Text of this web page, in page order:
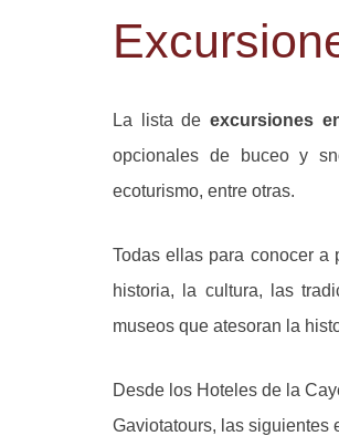
La lista de excursiones
opcionales de buceo y
ecoturismo, entre otras.
Todas ellas para conocer a
historia, la cultura, las
museos que atesoran la
Desde los Hoteles de la
Gaviotatours, las siguientes